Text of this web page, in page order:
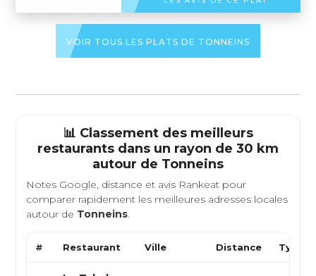
VOIR TOUS LES PLATS DE TONNEINS
📊 Classement des meilleurs
restaurants dans un rayon de 30 km
autour de Tonneins
Notes Google, distance et avis Rankeat pour
comparer rapidement les meilleures adresses locales
autour de Tonneins.
# Restaurant Ville Distance Type